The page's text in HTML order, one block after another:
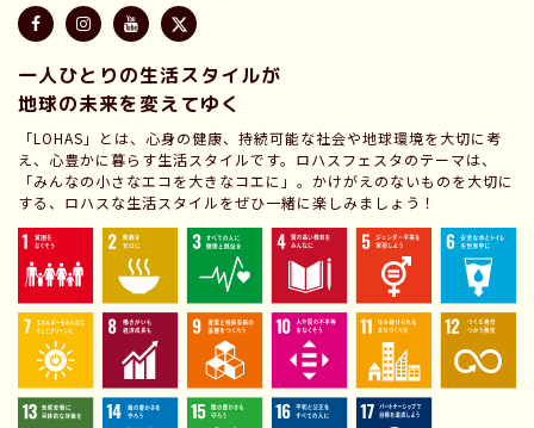
一人ひとりの生活スタイルが
地球の未来を変えてゆく
「LOHAS」とは、心身の健康、持続可能な社会や地球環境を大切に考
え、心豊かに暮らす生活スタイルです。ロハスフェスタのテーマは、
「みんなの小さなエコを大きなコエに」。かけがえのないものを大切に
する、ロハスな生活スタイルをぜひ一緒に楽しみましょう！